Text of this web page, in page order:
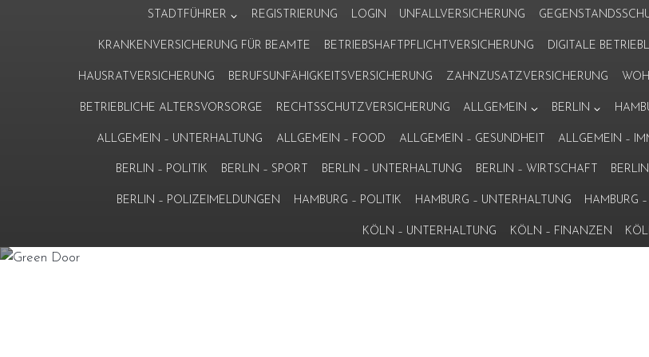
STADTFÜHRER REGISTRIERUNG LOGIN UNFALLVERSICHERUNG
KRANKENVERSICHERUNG FÜR BEAMTE BETRIEBSHAFTPFLICHTVERSICHERUNG DIGITALE
HAUSRATVERSICHERUNG BERUFSUNFÄHIGKEITSVERSICHERUNG ZAHNZUSATZVERSICHERUNG
BETRIEBLICHE ALTERSVORSORGE RECHTSSCHUTZVERSICHERUNG ALLGEMEIN BERLIN
ALLGEMEIN – UNTERHALTUNG ALLGEMEIN – FOOD ALLGEMEIN – GESUNDHEIT ALLGEMEIN –
BERLIN – POLITIK BERLIN – SPORT BERLIN – UNTERHALTUNG BERLIN – WIRTSCHAFT
BERLIN – POLIZEIMELDUNGEN HAMBURG – POLITIK HAMBURG – UNTERHALTUNG HAMBURG
KÖLN – UNTERHALTUNG KÖLN – FINANZEN